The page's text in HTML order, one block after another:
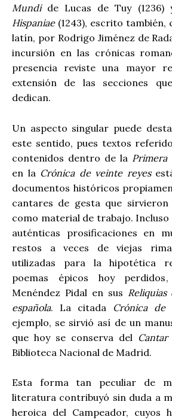
Mundide Lucas de Tuy (1236)
Hispaniae(1243), escrito también,
latín, por Rodrigo Jiménez de
incursión en las crónicas
presencia reviste una mayor
extensión de las secciones
dedican.
Un aspecto singular puede
este sentido, pues textos
contenidos dentro de la Primera
en la Crónica de veinte reyes
documentos históricos
cantares de gesta que
como material de trabajo. Incluso
auténticas prosificaciones en
restos a veces de viejas
utilizadas para la hipotética
poemas épicos hoy
Menéndez Pidal en sus
española. La citada Crónica de
ejemplo, se sirvió así de un
que hoy se conserva del
Biblioteca Nacional de Madrid.
Esta forma tan peculiar de
literatura contribuyó sin duda a
heroica del Campeador, cuyos